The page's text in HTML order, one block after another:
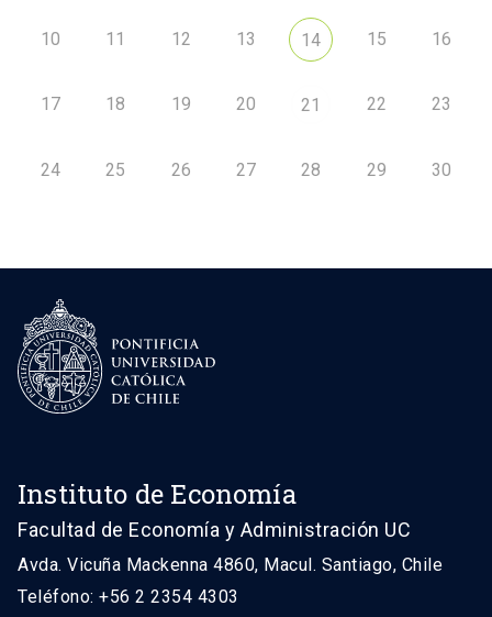
10 11 12 13 14 15 16
17 18 19 20 21 22 23
24 25 26 27 28 29 30
Instituto de Economía
Facultad de Economía y Administración UC
Avda. Vicuña Mackenna 4860, Macul. Santiago, Chile
Teléfono: +56 2 2354 4303